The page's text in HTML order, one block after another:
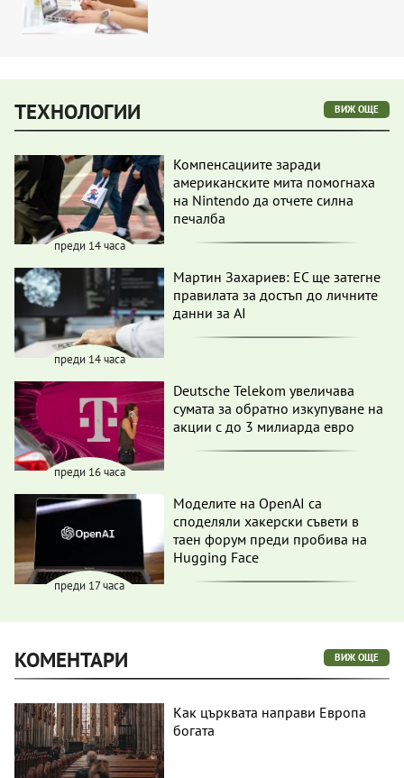
ТЕХНОЛОГИИ ВИЖ ОЩЕ
преди 14 часа
Компенсациите заради
американските мита помогнаха
на Nintendo да отчете силна
печалба
преди 14 часа
Мартин Захариев: ЕС ще затегне
правилата за достъп до личните
данни за AI
преди 16 часа
Deutsche Telekom увеличава
сумата за обратно изкупуване на
акции с до 3 милиарда евро
преди 17 часа
Моделите на OpenAI са
споделяли хакерски съвети в
таен форум преди пробива на
Hugging Face
КОМЕНТАРИ ВИЖ ОЩЕ
Как църквата направи Европа
богата